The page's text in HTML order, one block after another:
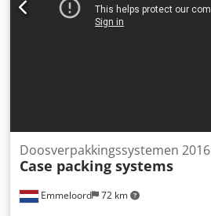
Emmeloord 72 km
Doosverpakkingssystemen 2016
Case packing systems